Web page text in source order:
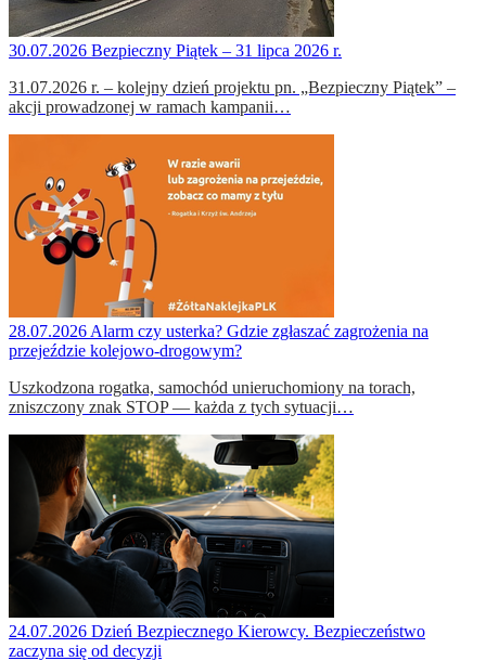
30.07.2026 Bezpieczny Piątek – 31 lipca 2026 r.
31.07.2026 r. – kolejny dzień projektu pn. „Bezpieczny Piątek” –
akcji prowadzonej w ramach kampanii…
28.07.2026 Alarm czy usterka? Gdzie zgłaszać zagrożenia na
przejeździe kolejowo-drogowym?
Uszkodzona rogatka, samochód unieruchomiony na torach,
zniszczony znak STOP — każda z tych sytuacji…
24.07.2026 Dzień Bezpiecznego Kierowcy. Bezpieczeństwo
zaczyna się od decyzji